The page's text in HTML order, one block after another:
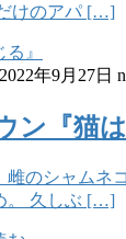
けのアパ […]
2022年9月27日
ン『猫
のシャムネ
。 久しぶ […]